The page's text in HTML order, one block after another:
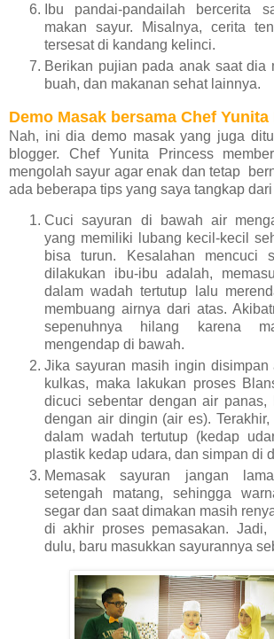
Ibu pandai-pandailah bercerita
makan sayur. Misalnya, cerita
tersesat di kandang kelinci.
Berikan pujian pada anak saat dia
buah, dan makanan sehat lainnya.
Demo Masak bersama Chef
Nah, ini dia demo masak yang juga
blogger. Chef Yunita Princess
mengolah sayur agar enak dan tetap
ada beberapa tips yang saya tangkap
Cuci sayuran di bawah air
yang memiliki lubang kecil-kecil
bisa turun. Kesalahan mencuci
dilakukan ibu-ibu adalah,
dalam wadah tertutup lalu
membuang airnya dari atas.
sepenuhnya hilang karena
mengendap di bawah.
Jika sayuran masih ingin disimpan
kulkas, maka lakukan proses
dicuci sebentar dengan air panas,
dengan air dingin (air es).
dalam wadah tertutup (kedap
plastik kedap udara, dan simpan di
Memasak sayuran jangan
setengah matang, sehingga
segar dan saat dimakan masih
di akhir proses pemasakan. Jadi,
dulu, baru masukkan sayurannya